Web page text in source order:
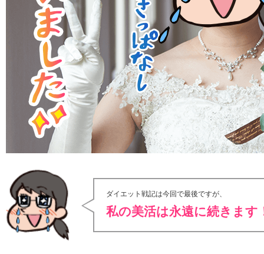
ダイエット戦記は今回で最後ですが、
私の美活は永遠に続きます